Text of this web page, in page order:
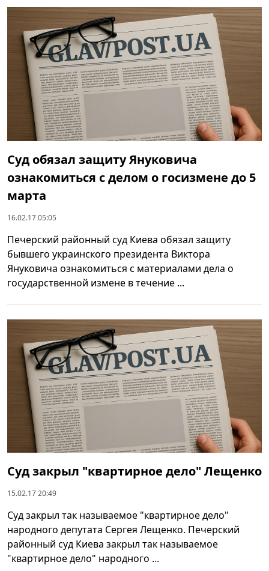
Суд обязал защиту Януковича
ознакомиться с делом о госизмене до 5
марта
16.02.17 05:05
Печерский районный суд Киева обязал защиту
бывшего украинского президента Виктора
Януковича ознакомиться с материалами дела о
государственной измене в течение ...
Суд закрыл "квартирное дело" Лещенко
15.02.17 20:49
Суд закрыл так называемое "квартирное дело"
народного депутата Сергея Лещенко. Печерский
районный суд Киева закрыл так называемое
"квартирное дело" народного ...